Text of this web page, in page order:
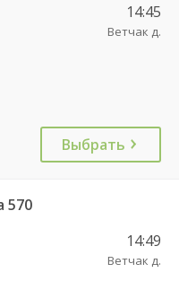
14:45
Ветчак д.
Выбрать
570
14:49
Ветчак д.